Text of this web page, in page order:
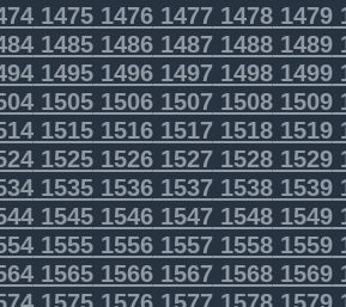
14751476147714781479
14851486148714881489
14951496149714981499
15051506150715081509
15151516151715181519
15251526152715281529
15351536153715381539
15451546154715481549
15551556155715581559
15651566156715681569